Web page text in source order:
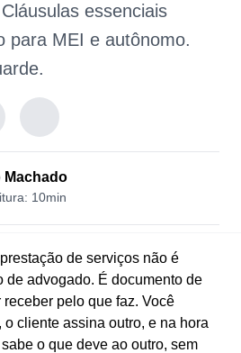
essenciais
para MEI e autônomo.
Machado
10min
de serviços não é
de advogado. É documento de
receber pelo que faz. Você
o cliente assina outro, e na hora
o que deve ao outro, sem